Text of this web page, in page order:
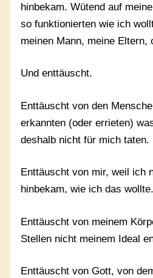
hinbekam. Wütend auf
so funktionierten wie ich
meinen Mann, meine Eltern,
Und enttäuscht.
Enttäuscht von den
erkannten (oder errieten)
deshalb nicht für mich taten.
Enttäuscht von mir, weil ich
hinbekam, wie ich das wollte.
Enttäuscht von meinem
Stellen nicht meinem Ideal
Enttäuscht von Gott, von